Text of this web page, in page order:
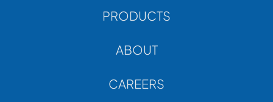
PRODUCTS
ABOUT
CAREERS